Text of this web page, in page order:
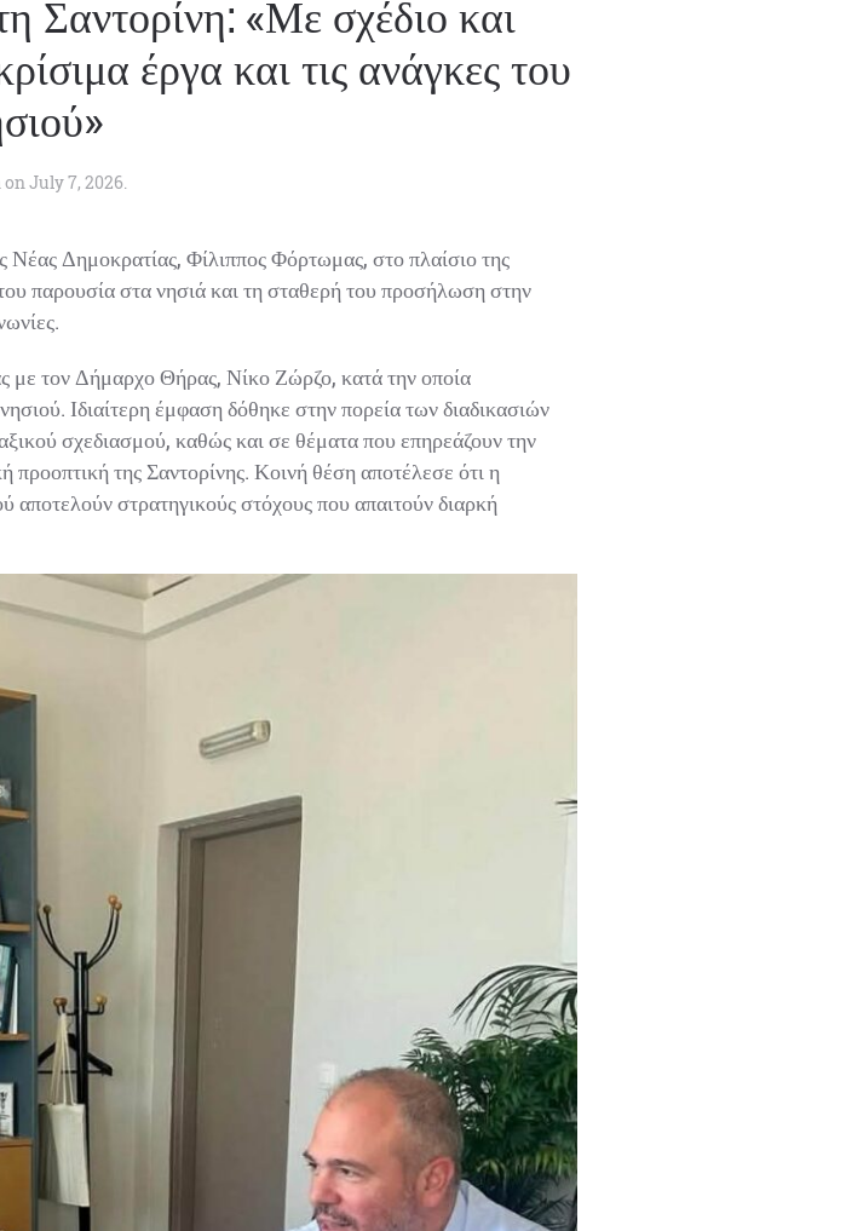
Σαντορίνη: «Με σχέδιο και
έργα και τις ανάγκες του
July 7, 2026.
Δημοκρατίας, Φίλιππος Φόρτωμας, στο πλαίσιο της
παρουσία στα νησιά και τη σταθερή του προσήλωση στην
με τον Δήμαρχο Θήρας, Νίκο Ζώρζο, κατά την οποία
Ιδιαίτερη έμφαση δόθηκε στην πορεία των διαδικασιών
σχεδιασμού, καθώς και σε θέματα που επηρεάζουν την
της Σαντορίνης. Κοινή θέση αποτέλεσε ότι η
στρατηγικούς στόχους που απαιτούν διαρκή